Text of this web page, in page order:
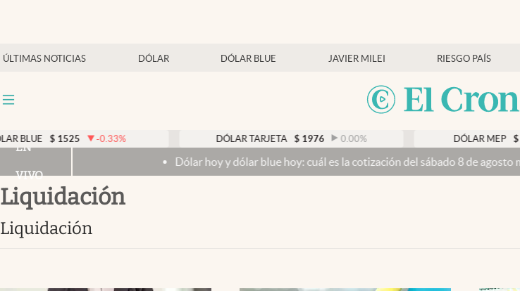
ÚLTIMAS NOTICIAS DÓLAR DÓLAR BLUE JAVIER MILEI RIESGO PAÍS
Mercados Online
Otras secciones
Infotechnology
1525 -0.33% DÓLAR TARJETA $ 1976 0.00% DÓLAR MEP $ 1526,03
EN
VIVO
Dólar hoy y dólar blue hoy: cuál es la cotización del sábado 8 de agosto minuto a minuto
liquidación
liquidación